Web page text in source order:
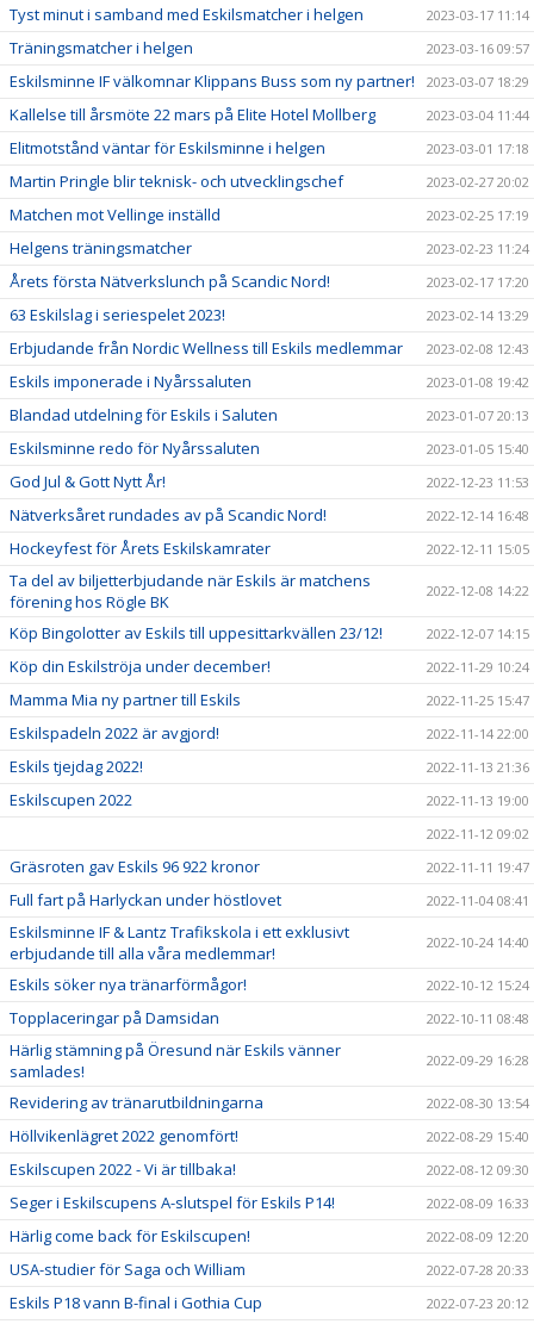
Tyst minut i samband med Eskilsmatcher i helgen 2023-03-17 11:14
Träningsmatcher i helgen 2023-03-16 09:57
Eskilsminne IF välkomnar Klippans Buss som ny partner! 2023-03-07 18:29
Kallelse till årsmöte 22 mars på Elite Hotel Mollberg 2023-03-04 11:44
Elitmotstånd väntar för Eskilsminne i helgen 2023-03-01 17:18
Martin Pringle blir teknisk- och utvecklingschef 2023-02-27 20:02
Matchen mot Vellinge inställd 2023-02-25 17:19
Helgens träningsmatcher 2023-02-23 11:24
Årets första Nätverkslunch på Scandic Nord! 2023-02-17 17:20
63 Eskilslag i seriespelet 2023! 2023-02-14 13:29
Erbjudande från Nordic Wellness till Eskils medlemmar 2023-02-08 12:43
Eskils imponerade i Nyårssaluten 2023-01-08 19:42
Blandad utdelning för Eskils i Saluten 2023-01-07 20:13
Eskilsminne redo för Nyårssaluten 2023-01-05 15:40
God Jul & Gott Nytt År! 2022-12-23 11:53
Nätverksåret rundades av på Scandic Nord! 2022-12-14 16:48
Hockeyfest för Årets Eskilskamrater 2022-12-11 15:05
Ta del av biljetterbjudande när Eskils är matchens
förening hos Rögle BK
2022-12-08 14:22
Köp Bingolotter av Eskils till uppesittarkvällen 23/12! 2022-12-07 14:15
Köp din Eskilströja under december! 2022-11-29 10:24
Mamma Mia ny partner till Eskils 2022-11-25 15:47
Eskilspadeln 2022 är avgjord! 2022-11-14 22:00
Eskils tjejdag 2022! 2022-11-13 21:36
Eskilscupen 2022
2022-11-13 19:00
2022-11-12 09:02
Gräsroten gav Eskils 96 922 kronor 2022-11-11 19:47
Full fart på Harlyckan under höstlovet 2022-11-04 08:41
Eskilsminne IF & Lantz Trafikskola i ett exklusivt
erbjudande till alla våra medlemmar!
2022-10-24 14:40
Eskils söker nya tränarförmågor! 2022-10-12 15:24
Topplaceringar på Damsidan 2022-10-11 08:48
Härlig stämning på Öresund när Eskils vänner
samlades!
2022-09-29 16:28
Revidering av tränarutbildningarna 2022-08-30 13:54
Höllvikenlägret 2022 genomfört! 2022-08-29 15:40
Eskilscupen 2022 - Vi är tillbaka! 2022-08-12 09:30
Seger i Eskilscupens A-slutspel för Eskils P14! 2022-08-09 16:33
Härlig come back för Eskilscupen! 2022-08-09 12:20
USA-studier för Saga och William 2022-07-28 20:33
Eskils P18 vann B-final i Gothia Cup 2022-07-23 20:12